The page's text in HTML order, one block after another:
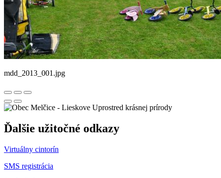
mdd_2013_001.jpg
Uprostred krásnej prírody
Ďalšie užitočné odkazy
Virtuálny cintorín
SMS registrácia